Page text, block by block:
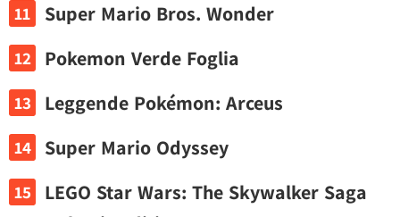
Super Mario Bros. Wonder
Pokemon Verde Foglia
Leggende Pokémon: Arceus
Super Mario Odyssey
LEGO Star Wars: The Skywalker Saga